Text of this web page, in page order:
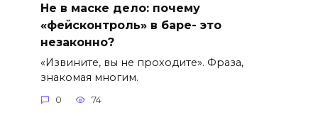
Не в маске дело: почему
«фейсконтроль» в баре- это
незаконно?
«Извините, вы не проходите». Фраза,
знакомая многим.
0 74